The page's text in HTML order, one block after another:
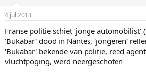
4 jul 2018
Franse politie schiet ‘jonge automobilist’
‘Bukabar’ dood in Nantes, ‘jongeren’
'Bukabar' bekende van politie, reed
vluchtpoging, werd neergeschoten